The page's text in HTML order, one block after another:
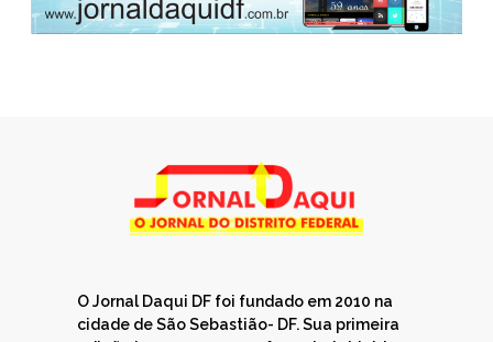
O Jornal Daqui DF foi fundado em 2010 na
cidade de São Sebastião- DF. Sua primeira